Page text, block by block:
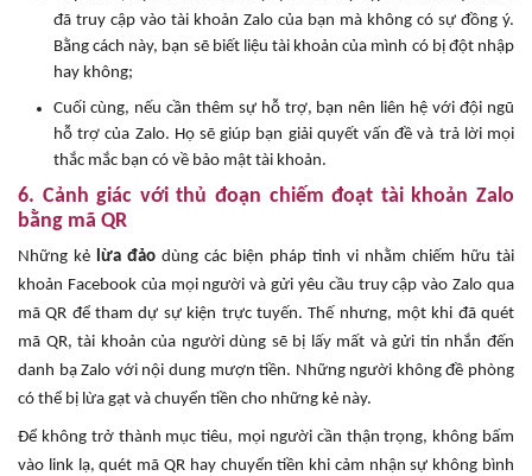
đã truy cập vào tài khoản Zalo của bạn mà không có sự đồng ý.
Bằng cách này, bạn sẽ biết liệu tài khoản của mình có bị đột nhập
hay không;
Cuối cùng, nếu cần thêm sự hỗ trợ, bạn nên liên hệ với đội ngũ
hỗ trợ của Zalo. Họ sẽ giúp bạn giải quyết vấn đề và trả lời mọi
thắc mắc bạn có về bảo mật tài khoản.
6. Cảnh giác với thủ đoạn chiếm đoạt tài khoản Zalo
bằng mã QR
Những kẻ lừa đảo dùng các biện pháp tinh vi nhằm chiếm hữu tài
khoản Facebook của mọi người và gửi yêu cầu truy cập vào Zalo qua
mã QR để tham dự sự kiện trực tuyến. Thế nhưng, một khi đã quét
mã QR, tài khoản của người dùng sẽ bị lấy mất và gửi tin nhắn đến
danh bạ Zalo với nội dung mượn tiền. Những người không đề phòng
có thể bị lừa gạt và chuyển tiền cho những kẻ này.
Để không trở thành mục tiêu, mọi người cần thận trọng, không bấm
vào link lạ, quét mã QR hay chuyển tiền khi cảm nhận sự không bình